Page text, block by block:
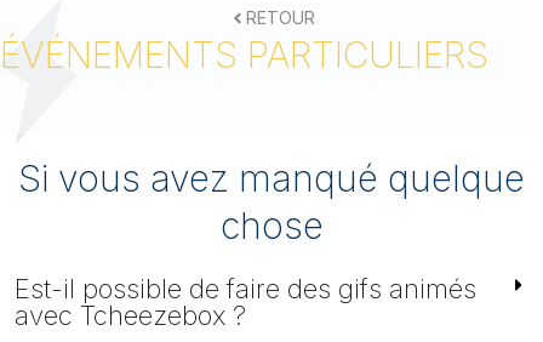
RETOUR
ÉVÉNEMENTS PARTICULIERS
Si vous avez manqué quelque
chose
Est-il possible de faire des gifs animés
avec Tcheezebox ?